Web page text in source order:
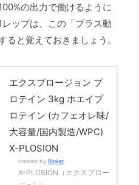
の出力で働けるように
ップは、この「プラス動
と覚えておきましょう。
エクスプロージョン プ
ロテイン 3kg ホエイプ
ロテイン (カフェオレ味/
大容量/国内製造/WPC)
X-PLOSION
created by Rinker
X-PLOSION（エクスプロー